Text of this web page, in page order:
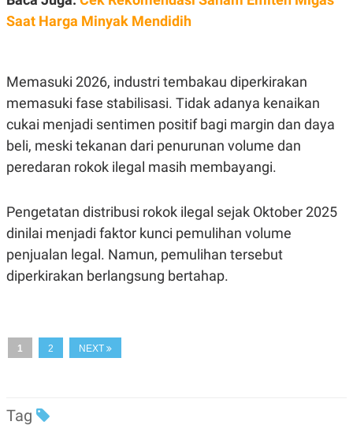
S
A
T
A
A
G
E
K
O
N
A
N
T
L
P
S
U
S
JARINGAN
K
O
A
C
Y
R
E
L
.
Saat Harga Minyak Mendidih
Memasuki 2026, industri tembakau diperkirakan
memasuki fase stabilisasi. Tidak adanya kenaikan
cukai menjadi sentimen positif bagi margin dan daya
beli, meski tekanan dari penurunan volume dan
peredaran rokok ilegal masih membayangi.
Pengetatan distribusi rokok ilegal sejak Oktober 2025
dinilai menjadi faktor kunci pemulihan volume
penjualan legal. Namun, pemulihan tersebut
diperkirakan berlangsung bertahap.
1 2 NEXT
Tag